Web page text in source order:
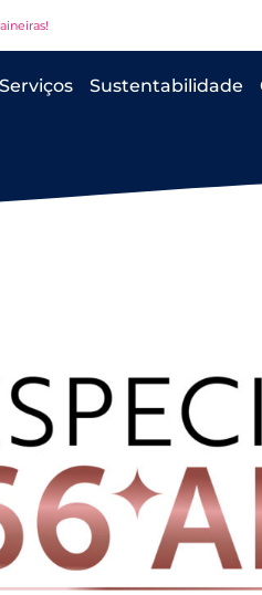
Serviços Sustentabilidade